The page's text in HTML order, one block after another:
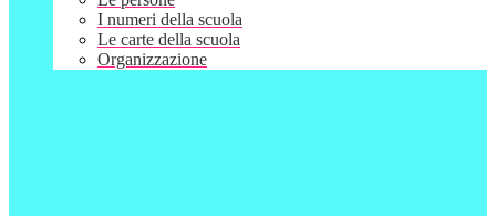
I numeri della scuola
Le carte della scuola
Organizzazione